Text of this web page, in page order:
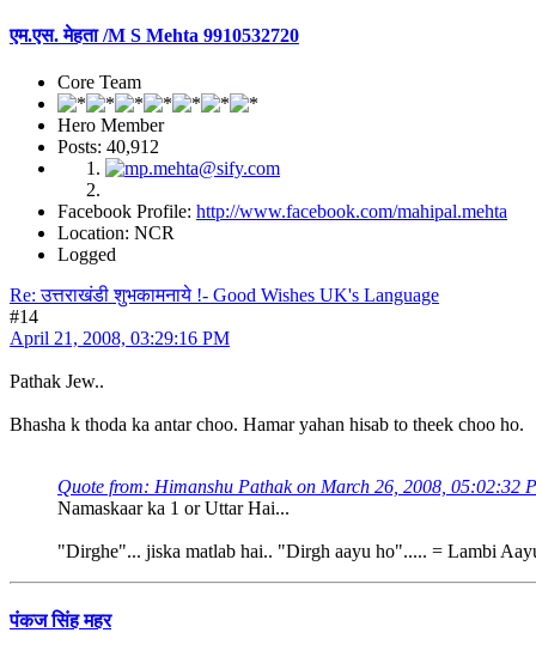
एम.एस. मेहता /M S Mehta 9910532720
Core Team
Hero Member
Posts: 40,912
Facebook Profile: http://www.facebook.com/mahipal.mehta
Location: NCR
Logged
Re: उत्तराखंडी शुभकामनाये !- Good Wishes UK's Language
#14
April 21, 2008, 03:29:16 PM
Pathak Jew..
Bhasha k thoda ka antar choo. Hamar yahan hisab to theek choo ho.
Quote from: Himanshu Pathak on March 26, 2008, 05:02:32
Namaskaar ka 1 or Uttar Hai...
"Dirghe"... jiska matlab hai.. "Dirgh aayu ho"..... = Lambi
पंकज सिंह महर